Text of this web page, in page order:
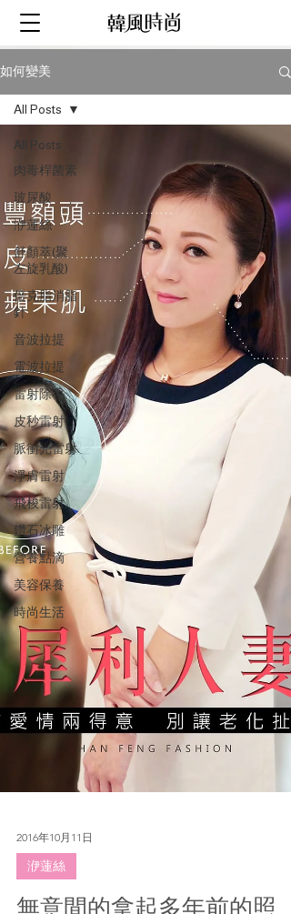
如何變美
All Posts
肉毒桿菌素
玻尿酸
洢蓮絲
舒顏萃(聚
左旋乳酸)
倍克脂消脂
針
音波拉提
電波拉提
雷射除毛
皮秒雷射
脈衝光雷射
淨膚雷射
飛梭雷射
鑽石冰雕
營養點滴
美容保養
時尚生活
All Posts
2016年10月11日